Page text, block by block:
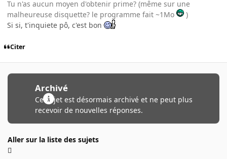
Tu n'as aucun moyen d'obtenir prime? (même sur une
malheureuse disquette? le programme fait ~1Mo
)
Si si, t'inquiete pô, c'est bon
Citer
Archivé
Ce sujet est désormais archivé et ne peut plus
recevoir de nouvelles réponses.
Aller sur la liste des sujets